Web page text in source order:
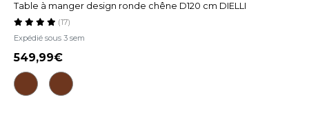
Table à manger design ronde chêne D120 cm DIELLI
Expédié sous 3 sem
(17)
549,99